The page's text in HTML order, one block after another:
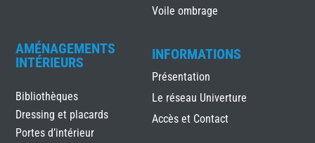
Voile ombrage
AMÉNAGEMENTS
INTÉRIEURS
Bibliothèques
Dressing et placards
Portes d’intérieur
INFORMATIONS
Présentation
Le réseau Univerture
Accès et Contact